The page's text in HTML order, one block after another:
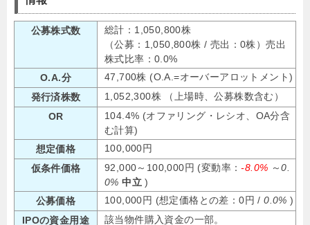
公募株式数
総計：1,050,800株
（公募：1,050,800株 / 売出：0株）売出
株式比率：0.0%
O.A.分
47,700株 (O.A.=オーバーアロットメント)
発行済株数
1,052,300株 （上場時、公募株数含む）
OR
104.4% (オファリング・レシオ、OA分含
む計算)
想定価格
100,000円
仮条件価格
92,000～100,000円 (変動率：-8.0% ～0.
0% 中立 )
公募価格
100,000円 (想定価格との差：0円 /0.0% )
IPOの資金用途
該当物件購入資金の一部。